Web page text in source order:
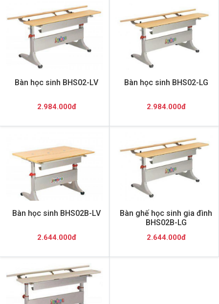
Bàn học sinh BHS02-LV
2.984.000đ
Bàn học sinh BHS02-LG
2.984.000đ
Bàn học sinh BHS02B-LV
2.644.000đ
Bàn ghế học sinh gia đình
BHS02B-LG
2.644.000đ